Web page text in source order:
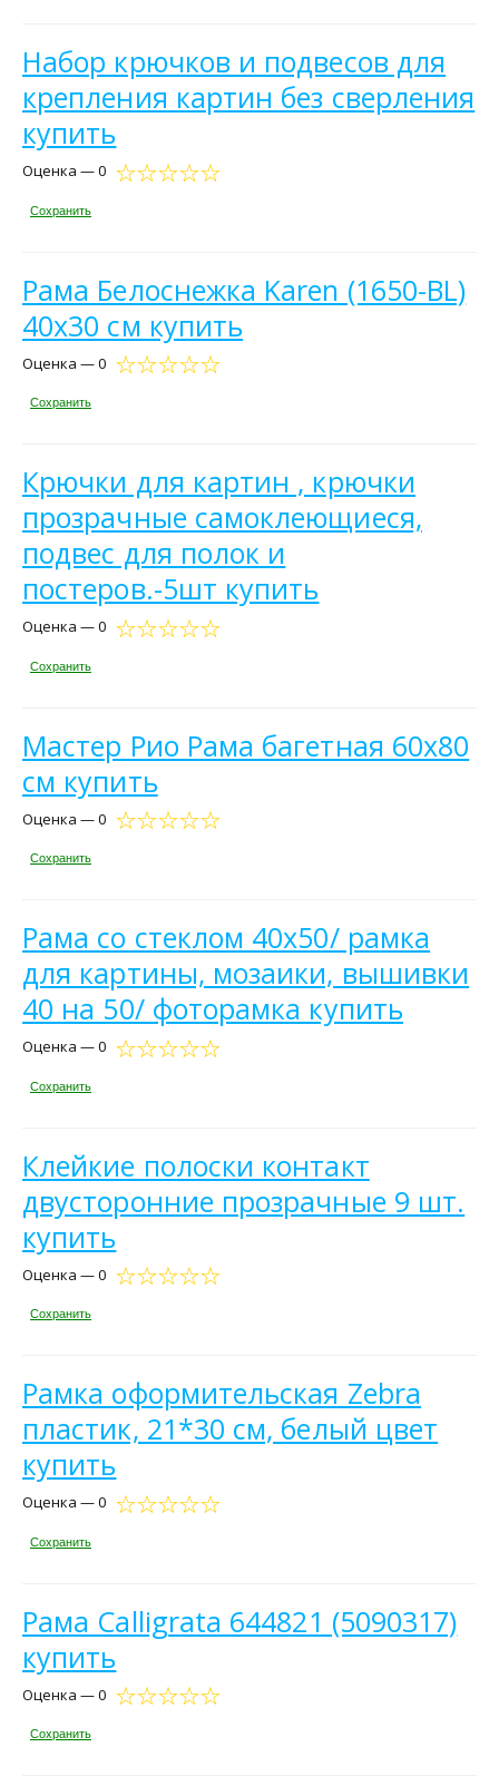
Набор крючков и подвесов для
крепления картин без сверления
купить
Оценка — 0
Сохранить
Рама Белоснежка Karen (1650-BL)
40x30 см купить
Оценка — 0
Сохранить
Крючки для картин , крючки
прозрачные самоклеющиеся,
подвес для полок и
постеров.-5шт купить
Оценка — 0
Сохранить
Мастер Рио Рама багетная 60х80
см купить
Оценка — 0
Сохранить
Рама со стеклом 40х50/ рамка
для картины, мозаики, вышивки
40 на 50/ фоторамка купить
Оценка — 0
Сохранить
Клейкие полоски контакт
двусторонние прозрачные 9 шт.
купить
Оценка — 0
Сохранить
Рамка оформительская Zebra
пластик, 21*30 см, белый цвет
купить
Оценка — 0
Сохранить
Рама Calligrata 644821 (5090317)
купить
Оценка — 0
Сохранить